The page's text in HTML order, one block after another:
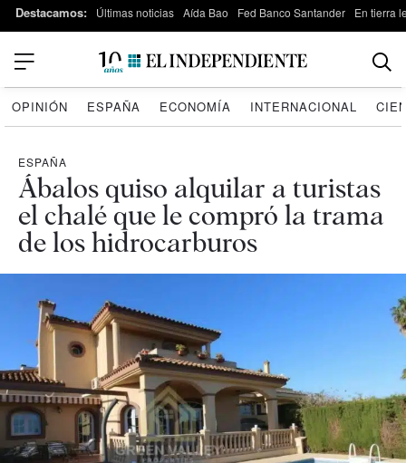
Destacamos: Últimas noticias Aída Bao Fed Banco Santander En tierra
OPINIÓN ESPAÑA ECONOMÍA INTERNACIONAL
ESPAÑA
Ábalos quiso alquilar a turistas
el chalé que le compró la trama
de los hidrocarburos